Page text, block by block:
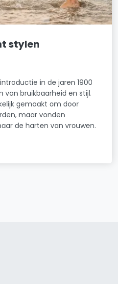
stylen
in de jaren 1900
bruikbaarheid en stijl.
gemaakt om door
maar vonden
de harten van vrouwen.